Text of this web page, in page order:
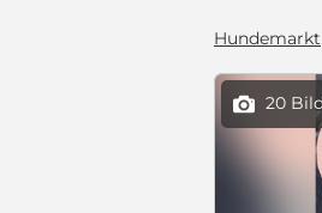
Hundemarkt
 20